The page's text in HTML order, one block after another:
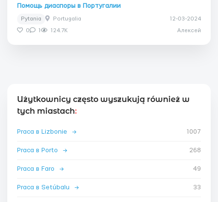
Помощь диаспоры в Португалии
Pytania Portugalia 12-03-2024
0 1 124.7K Алексей
Użytkownicy często wyszukują również w
tych miastach:
Praca в Lizbonie → 1007
Praca в Porto → 268
Praca в Faro → 49
Praca в Setúbalu → 33